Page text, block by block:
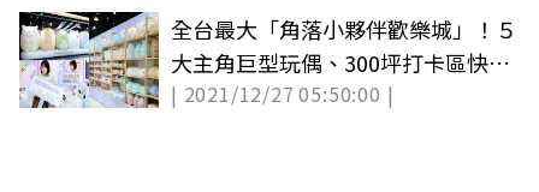
全台最大「角落小夥伴歡樂城」！５
大主角巨型玩偶、300坪打卡區快閃
高雄
| 2021/12/27 05:50:00 |